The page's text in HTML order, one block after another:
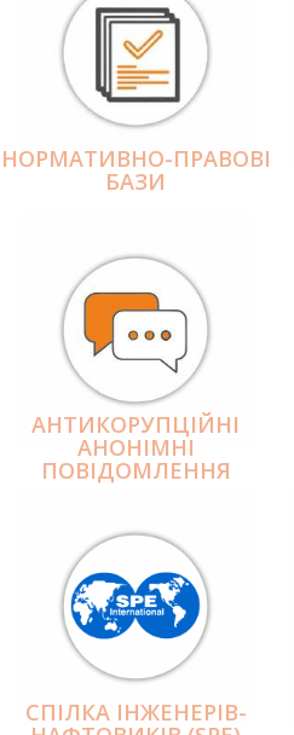
НОРМАТИВНО-ПРАВОВІ
БАЗИ
АНТИКОРУПЦІЙНІ
АНОНІМНІ
ПОВІДОМЛЕННЯ
СПІЛКА ІНЖЕНЕРІВ-